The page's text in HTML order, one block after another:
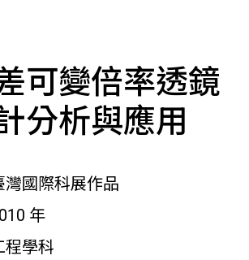
可變倍率透鏡
分析與應用
灣國際科展作品
年
程學科